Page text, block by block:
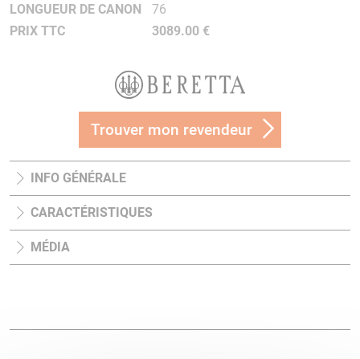
LONGUEUR DE CANON
76
PRIX TTC
3089.00 €
Trouver mon revendeur
INFO GÉNÉRALE
CARACTÉRISTIQUES
MÉDIA